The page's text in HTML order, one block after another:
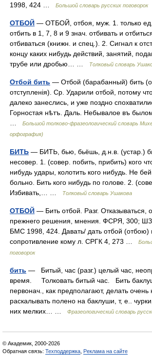
1998, 424 …
Большой словарь русских поговорок
ОТБОЙ — ОТБОЙ, отбоя, муж. 1. только ед.
отбить в 1, 7, 8 и 9 знач. отбивать и
отбиваться (книжн. и спец.). 2. Сигнал к
концу каких нибудь действий, занятий,
трубе или дробью… …
Толковый словарь
Отбой бить — Отбой (барабанный) бить
отступленія). Ср. Ударили отбой, потому
далеко занеслись, и уже поздно
Горностая нѣтъ. Даль. Небывалое въ
Большой толково-фразеологический словарь
орфография)
БИТЬ — БИТЬ, бью, бьёшь, д.н.в. (устар.)
несовер. 1. (совер. побить, прибить) кого
нибудь удары, колотить кого нибудь. Не
больно. Бить кого нибудь по голове. 2.
Избивать,… …
Толковый словарь Ушакова
ОТБОЙ — Бить отбой. Разг. Отказываться,
прежнего решения, мнения. ФСРЯ, 300;
БМС 1998, 424. Давать/ дать отбой (отбою)
сопротивление кому л. СРГК 4, 273 …
поговорок
бить — Битый, час (разг.) целый час,
время. Толковать битый час. Бить
первонач., как предполагают, делать
раскалывать полено на баклуши, т, е..
них мелких… …
Фразеологический словарь
© Академик, 2000-2026
Обратная связь: Техподдержка Реклама на сайте